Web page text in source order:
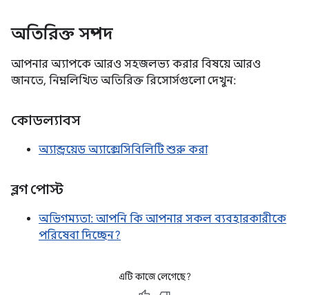
অতিরিক্ত সম্পদ
আপনার অ্যাপকে আরও সহজলভ্য করার বিষয়ে আরও
জানতে, নিম্নলিখিত অতিরিক্ত রিসোর্সগুলো দেখুন:
কোডল্যাবস
অ্যান্ড্রয়েড অ্যাক্সেসিবিলিটি শুরু করা
ব্লগ পোস্ট
অভিগম্যতা: আপনি কি আপনার সকল ব্যবহারকারীকে
পরিষেবা দিচ্ছেন?
এটি কাজে লেগেছে?